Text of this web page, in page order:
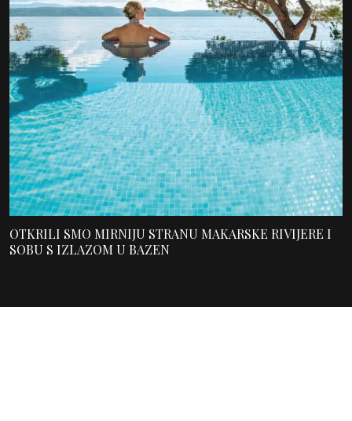
OTKRILI SMO MIRNIJU STRANU MAKARSKE RIVIJERE I
SOBU S IZLAZOM U BAZEN